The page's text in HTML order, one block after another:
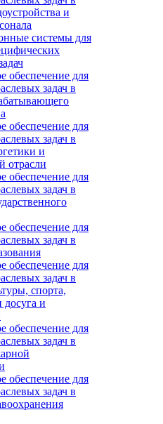
и
системы для
обеспечение для
задач в
обеспечение для
задач в
и
отрасли
обеспечение для
задач в
обеспечение для
задач в
обеспечение для
задач в
спорта,
досуга и
обеспечение для
задач в
обеспечение для
задач в